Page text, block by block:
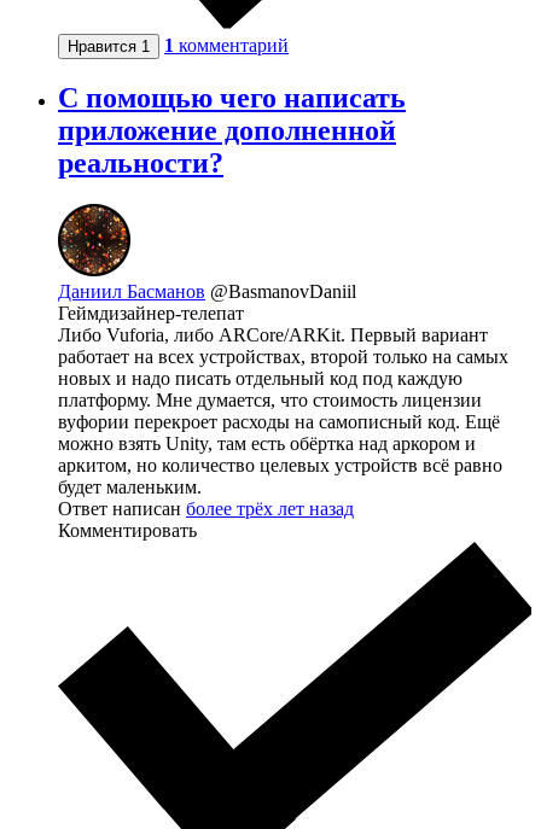
Нравится 1 1 комментарий
С помощью чего написать
приложение дополненной
реальности?
Даниил Басманов @BasmanovDaniil
Геймдизайнер-телепат
Либо Vuforia, либо ARCore/ARKit. Первый вариант
работает на всех устройствах, второй только на самых
новых и надо писать отдельный код под каждую
платформу. Мне думается, что стоимость лицензии
вуфории перекроет расходы на самописный код. Ещё
можно взять Unity, там есть обёртка над аркором и
аркитом, но количество целевых устройств всё равно
будет маленьким.
Ответ написан более трёх лет назад
Комментировать